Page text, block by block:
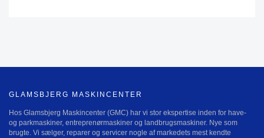
GLAMSBJERG MASKINCENTER
Hos Glamsbjerg Maskincenter (GMC) har vi stor ekspertise inden for have-
og parkmaskiner, entreprenørmaskiner og landbrugsmaskiner. Nye som
brugte. Vi sælger, reparer og servicer nogle af markedets mest kendte